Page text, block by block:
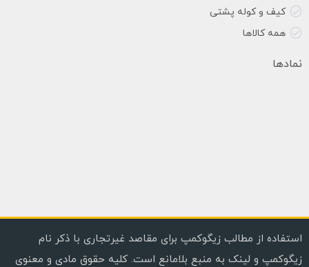
کیف و کوله پشتی
همه کالاها
نمادها
استفاده از مطالب زیگوکمپ برای مقاصد غیرتجاری با ذکر نام
زیگوکمپ و لینک به منبع بلامانع است. کلیه حقوق مادی و معنوی